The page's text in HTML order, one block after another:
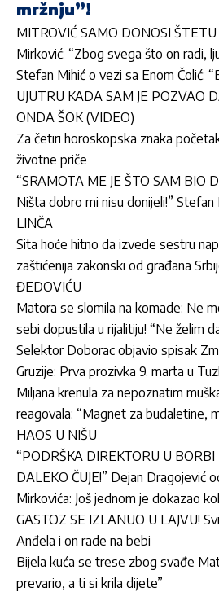
mržnju”!
MITROVIĆ SAMO DONOSI ŠTETU
Mirković: “Zbog svega što on radi,
Stefan Mihić o vezi sa Enom Čolić:
UJUTRU KADA SAM JE POZVAO
ONDA ŠOK (VIDEO)
Za četiri horoskopska znaka
životne priče
“SRAMOTA ME JE ŠTO SAM BIO
Ništa dobro mi nisu donijeli!” Stefan
LINČA
Sita hoće hitno da izvede sestru
zaštićenija zakonski od građana
ĐEDOVIĆU
Matora se slomila na komade: Ne
sebi dopustila u rijalitiju! “Ne želim
Selektor Doborac objavio spisak
Gruzije: Prva prozivka 9. marta u
Miljana krenula za nepoznatim
reagovala: “Magnet za budaletine,
HAOS U NIŠU
“PODRŠKA DIREKTORU U
DALEKO ČUJE!” Dejan Dragojević
Mirkovića: Još jednom je dokazao
GASTOZ SE IZLANUO U LAJVU!
Anđela i on rade na bebi
Bijela kuća se trese zbog svađe
prevario, a ti si krila dijete”